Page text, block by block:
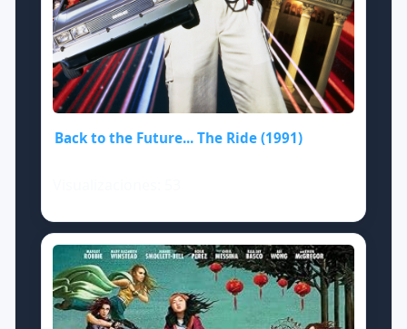
Back to the Future... The Ride (1991)